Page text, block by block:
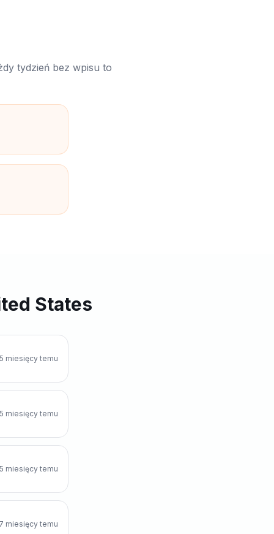
tydzień bez wpisu to
States
5 miesięcy temu
5 miesięcy temu
5 miesięcy temu
7 miesięcy temu